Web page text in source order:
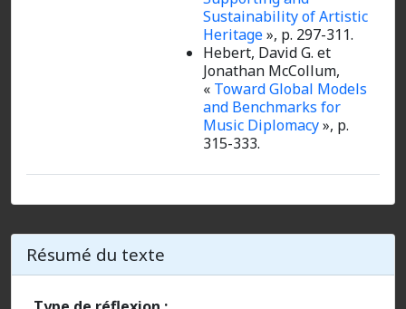
Sustainability of Artistic
Heritage», p. 297-311.
Hebert, David G. et
Jonathan McCollum,
« Toward Global Models
and Benchmarks for
Music Diplomacy», p.
315-333.
Résumé du texte